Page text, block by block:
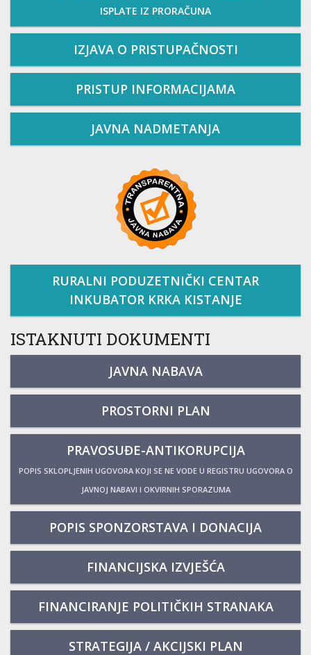
ISPLATE IZ PRORAČUNA
IZJAVA O PRISTUPAČNOSTI
PRISTUP INFORMACIJAMA
JAVNA NADMETANJA
RURALNI PODUZETNIČKI CENTAR
INKUBATOR KRKA KISTANJE
ISTAKNUTI DOKUMENTI
JAVNA NABAVA
PROSTORNI PLAN
PRAVOSUĐE-ANTIKORUPCIJA
POPIS SKLOPLJENIH UGOVORA KOJI SE NE VODE U REGISTRU UGOVORA O
JAVNOJ NABAVI I OKVIRNIH SPORAZUMA
POPIS SPONZORSTAVA I DONACIJA
FINANCIJSKA IZVJEŠĆA
FINANCIRANJE POLITIČKIH STRANAKA
STRATEGIJA / AKCIJSKI PLAN